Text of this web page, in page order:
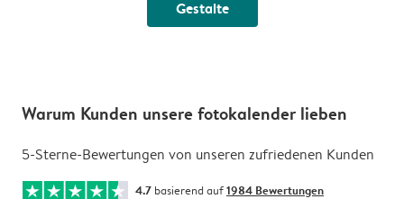
Gestalte
Warum Kunden unsere fotokalender lieben
5-Sterne-Bewertungen von unseren zufriedenen Kunden
4.7 basierend auf1984 Bewertungen